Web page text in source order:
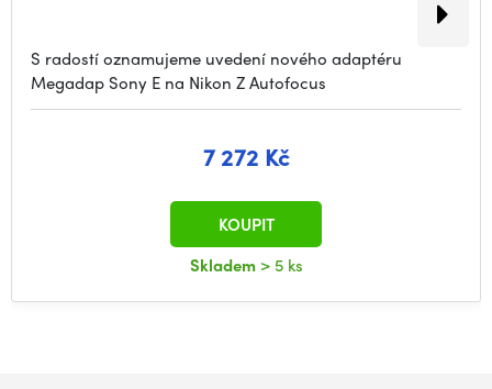
S radostí oznamujeme uvedení nového adaptéru
Megadap Sony E na Nikon Z Autofocus
7 272 Kč
Skladem > 5 ks
KOUPIT